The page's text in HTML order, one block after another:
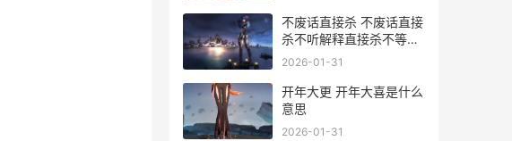
不废话直接杀 不废话直接
杀不听解释直接杀不等说
话直接杀
2026-01-31
开年大更 开年大喜是什么
意思
2026-01-31